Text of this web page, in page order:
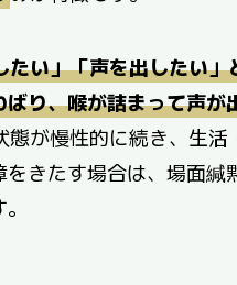
たい」「声を出したい」
り、喉が詰まって声が
態が慢性的に続き、生活
きたす場合は、場面緘